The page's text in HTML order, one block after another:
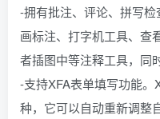
-拥有批注、评论、拼写
画标注、打字机工具、查
者插图中等注释工具，同
-支持XFA表单填写功能
种，它可以自动重新调整